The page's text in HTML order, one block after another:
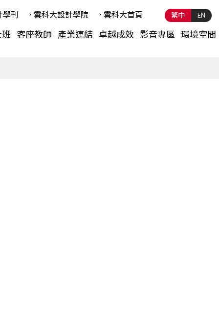
繁中 EN
客座教師 產業連結 卓越成效 影音專區 環境空間
學刊 雲科⼤設計學院 雲科⼤首頁